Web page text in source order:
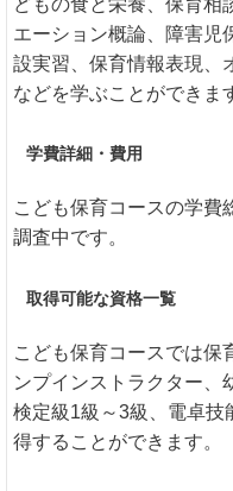
エーション概論、障害児
設実習、保育情報表現、
などを学ぶことができま
学費詳細・費用
こども保育コースの学費
調査中です。
取得可能な資格一覧
こども保育コースでは保
ンプインストラクター、
検定級1級～3級、電卓技
得することができます。